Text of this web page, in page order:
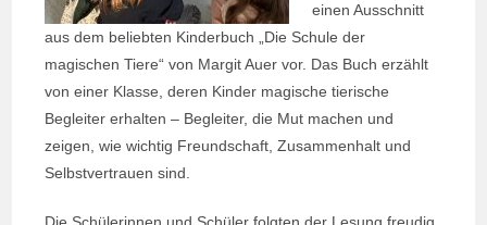
einen Ausschnitt
aus dem beliebten Kinderbuch „Die Schule der
magischen Tiere“ von Margit Auer vor. Das Buch erzählt
von einer Klasse, deren Kinder magische tierische
Begleiter erhalten – Begleiter, die Mut machen und
zeigen, wie wichtig Freundschaft, Zusammenhalt und
Selbstvertrauen sind.